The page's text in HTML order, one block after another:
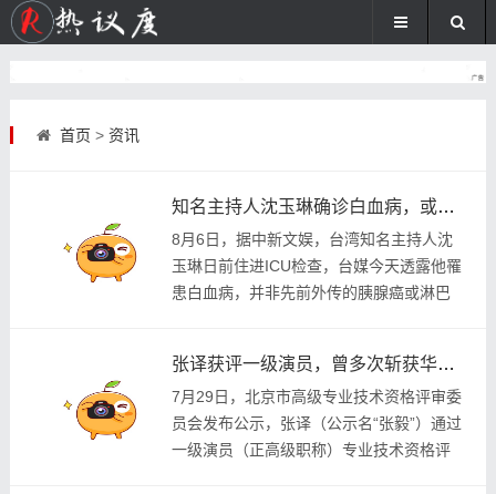
首页 > 资讯
知名主持人沈玉琳确诊白血病，或考虑做骨髓移植，本人回应：会配合治疗、专心养病
8月6日，据中新文娱，台湾知名主持人沈
玉琳日前住进ICU检查，台媒今天透露他罹
患白血病，并非先前外传的胰腺癌或淋巴
脏、肝脏、...
张译获评一级演员，曾多次斩获华表、金鸡、百花等大奖
7月29日，北京市高级专业技术资格评审委
员会发布公示，张译（公示名“张毅”）通过
一级演员（正高级职称）专业技术资格评